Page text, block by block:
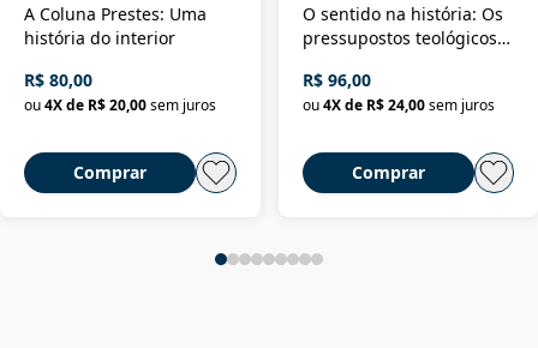
A Coluna Prestes: Uma
história do interior
R$ 80,00
ou4X de R$ 20,00sem juros
Comprar
O sentido na história: Os
pressupostos teológicos
R$ 96,00
ou 4X de R$ 24,00 sem juros
Comprar